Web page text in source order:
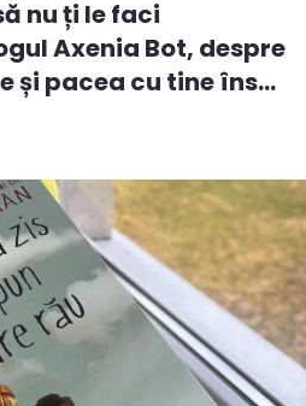
nu ți le faci
Axenia Bot, despre
și pacea cu tine îns...